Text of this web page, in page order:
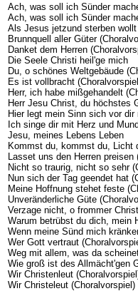
Ach, was soll ich Sünder
Ach, was soll ich Sünder
Als Jesus jetzund sterben
Brunnquell aller Güter
Danket dem Herren
Die Seele Christi heil'ge mich
Du, o schönes Weltgebäude
Es ist vollbracht
Herr, ich habe mißgehandelt
Herr Jesu Christ, du höchstes
Hier legt mein Sinn sich vor dir
Ich singe dir mit Herz und
Jesu, meines Lebens Leben
Kommst du, kommst du, Licht
Lasset uns den Herren preisen
Nicht so traurig, nicht so sehr
Nun sich der Tag geendet hat
Meine Hoffnung stehet feste
Unveränderliche Güte
Verzage nicht, o frommer
Warum betrübst du dich, mein
Wenn meine Sünd mich
Wer Gott vertraut
Weg mit allem, was da
Wie groß ist des Allmächt'gen
Wir Christenleut
Wir Christeleut (Choralvorspiel)